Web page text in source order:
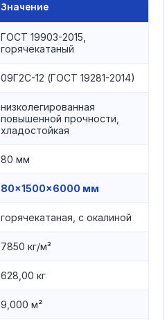
Значение
ГОСТ 19903-2015,
горячекатаный
09Г2С-12 (ГОСТ 19281-2014)
низколегированная
повышенной прочности,
хладостойкая
80 мм
80×1500×6000 мм
горячекатаная, с окалиной
7850 кг/м³
628,00 кг
9,000 м²